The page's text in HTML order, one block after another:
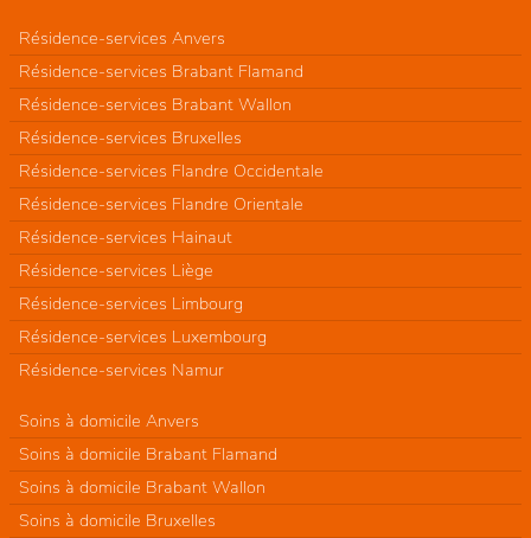
Résidence-services Anvers
Résidence-services Brabant Flamand
Résidence-services Brabant Wallon
Résidence-services Bruxelles
Résidence-services Flandre Occidentale
Résidence-services Flandre Orientale
Résidence-services Hainaut
Résidence-services Liège
Résidence-services Limbourg
Résidence-services Luxembourg
Résidence-services Namur
Soins à domicile Anvers
Soins à domicile Brabant Flamand
Soins à domicile Brabant Wallon
Soins à domicile Bruxelles